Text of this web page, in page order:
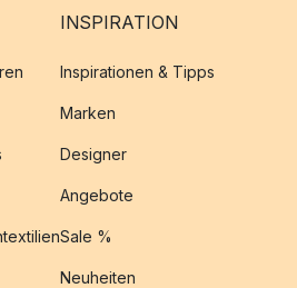
INSPIRATION
Inspirationen & Tipps
Marken
Designer
Angebote
Sale %
Neuheiten